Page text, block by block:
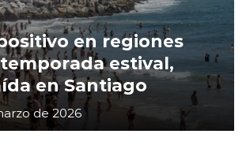
en regiones
estival,
en Santiago
de 2026